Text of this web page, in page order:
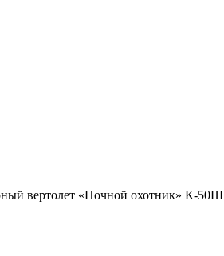
вертолет «Ночной охотник» К-50Ш